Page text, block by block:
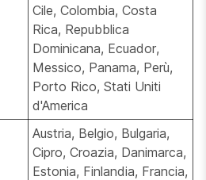
Cile, Colombia, Costa
Rica, Repubblica
Dominicana, Ecuador,
Messico, Panama, Perù,
Porto Rico, Stati Uniti
d'America
Austria, Belgio, Bulgaria,
Cipro, Croazia, Danimarca,
Estonia, Finlandia, Francia,